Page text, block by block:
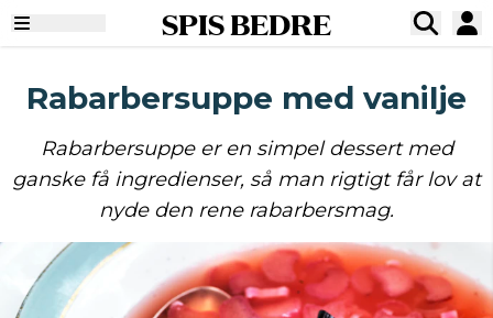
SPIS BEDRE
Rabarbersuppe med vanilje
Rabarbersuppe er en simpel dessert med
ganske få ingredienser, så man rigtigt får lov at
nyde den rene rabarbersmag.